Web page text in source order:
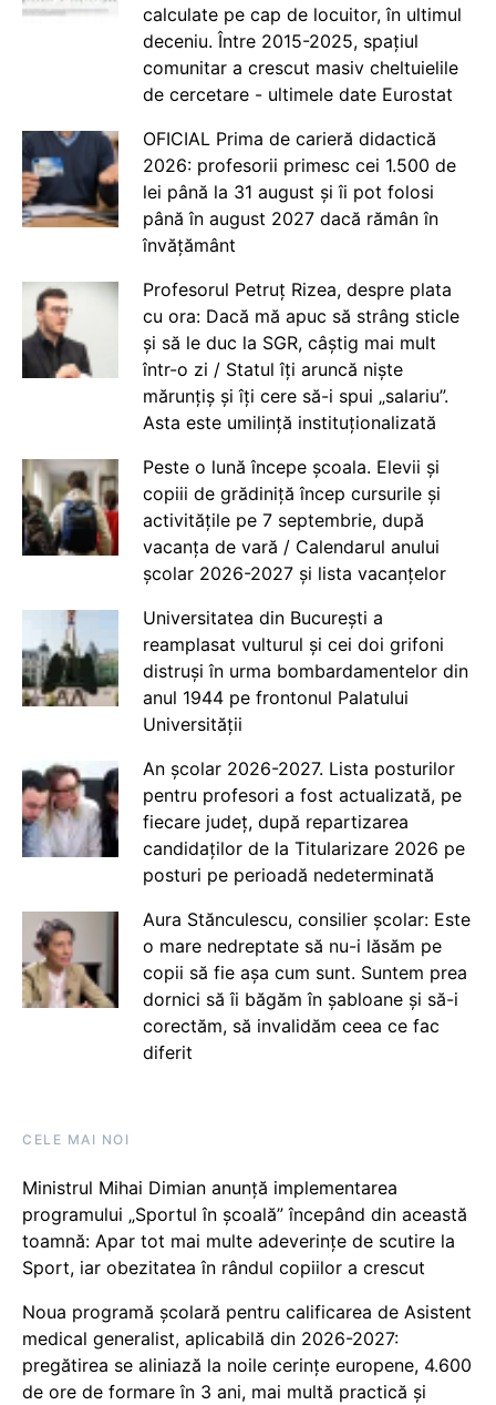
calculate pe cap de locuitor, în ultimul
deceniu. Între 2015-2025, spațiul
comunitar a crescut masiv cheltuielile
de cercetare - ultimele date Eurostat
OFICIAL Prima de carieră didactică
2026: profesorii primesc cei 1.500 de
lei până la 31 august și îi pot folosi
până în august 2027 dacă rămân în
învățământ
Profesorul Petruț Rizea, despre plata
cu ora: Dacă mă apuc să strâng sticle
și să le duc la SGR, câștig mai mult
într-o zi / Statul îți aruncă niște
mărunțiș și îți cere să-i spui „salariu”.
Asta este umilință instituționalizată
Peste o lună începe școala. Elevii și
copiii de grădiniță încep cursurile și
activitățile pe 7 septembrie, după
vacanța de vară / Calendarul anului
școlar 2026-2027 și lista vacanțelor
Universitatea din București a
reamplasat vulturul și cei doi grifoni
distruși în urma bombardamentelor din
anul 1944 pe frontonul Palatului
Universității
An școlar 2026-2027. Lista posturilor
pentru profesori a fost actualizată, pe
fiecare județ, după repartizarea
candidaților de la Titularizare 2026 pe
posturi pe perioadă nedeterminată
Aura Stănculescu, consilier școlar: Este
o mare nedreptate să nu-i lăsăm pe
copii să fie așa cum sunt. Suntem prea
dornici să îi băgăm în șabloane și să-i
corectăm, să invalidăm ceea ce fac
diferit
CELE MAI NOI
Ministrul Mihai Dimian anunță implementarea
programului „Sportul în școală” începând din această
toamnă: Apar tot mai multe adeverințe de scutire la
Sport, iar obezitatea în rândul copiilor a crescut
Noua programă școlară pentru calificarea de Asistent
medical generalist, aplicabilă din 2026-2027:
pregătirea se aliniază la noile cerințe europene, 4.600
de ore de formare în 3 ani, mai multă practică și